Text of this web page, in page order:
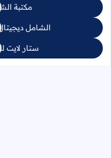
مكتبة
الشامل
ستار لايت